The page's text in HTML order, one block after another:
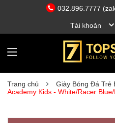
032.896.7777
Tài khoản
Trang chủ Giày Bóng Đá Trẻ
Academy Kids - White/Racer